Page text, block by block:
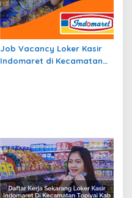
Job Vacancy Loker Kasir
Indomaret di Kecamatan